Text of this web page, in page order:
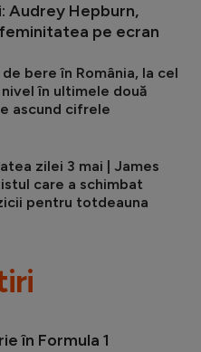
Audrey Hepburn,
pe ecran
bere în România, la cel
în ultimele două
ascund cifrele
zilei 3 mai | James
care a schimbat
pentru totdeauna
în Formula 1